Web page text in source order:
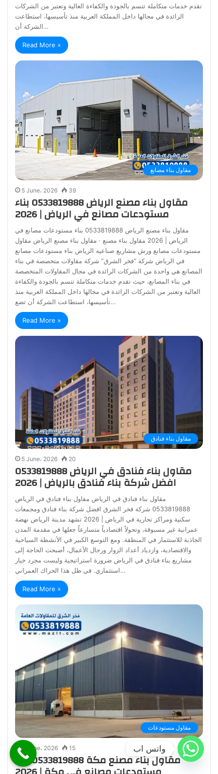
تقدم خدمات متكاملة تتسم بالجودة والكفاءة العالية وتعتبر من الشركات
الرائدة في مجالها داخل المملكة العربية منذ تأسيسها، استطاعت
الشركة أن…
Read More »
مقاول بناء مصانع
5 June، 2026 39
مقاول بناء مصنع الرياض 0533819888 بناء
مستودعات مصانع في الرياض | 2026
مقاول بناء مصنع الرياض 0533819888 بناء مستودعات مصانع في
الرياض | 2026 مقاول بناء مصنع · مقاول بناء مصنع الرياض مقاول
مستودعات مصانع ورش مشاريع صناعيه الرياض بناء مستودعات مصانع
في الرياض شركة “فخر الشرق” شركة مقاولات متخصصة في بناء
المصانع هي واحدة من الشركات الرائدة في مجال المقاولات المتخصصة
في بناء المصانع، حيث تقدم خدمات متكاملة تتسم بالجودة والكفاءة
العالية وتعتبر من الشركات الرائدة في مجالها داخل المملكة العربية منذ
تأسيسها، استطاعت الشركة أن تضع…
Read More »
مقاول بناء فنادق
5 June، 2026 20
مقاول بناء فنادق في الرياض 0533819888
افضل شركة بناء فنادق بالرياض | 2026
مقاول بناء فنادق في الرياض مقاول بناء فنادق في الرياض
0533819888 شركة فخر الشرق افضل شركة بناء فنادق ومجمعات
سكنية ومراكز تجارية في الرياض | 2026 تشهد مدينة الرياض نهضة
عمرانية غير مسبوقة، وتحولاً اقتصادياً متسارعاً جعلها في مقدمة المدن
الجاذبة للاستثمار في المنطقة. ومع التوسع الكبير في الأنشطة السياحية
والاقتصادية، وازدياد أعداد الزوار ورجال الأعمال، أصبحت الحاجة إلى
مشاريع بناء فنادق في الرياض ضرورة استراتيجية وليست مجرد خيار
استثماري. في ظل هذا الحراك العمراني…
Read More »
مقاول مستودعات
4 June، 2026 15
مقاول بناء مصنع مكة 0533819888 بناء
واتس اب